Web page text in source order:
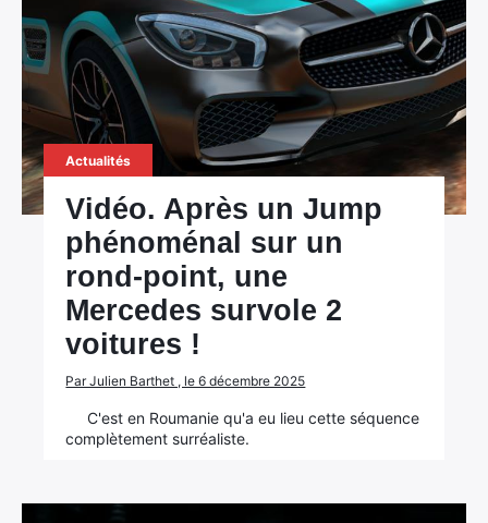
Actualités
Vidéo. Après un Jump
phénoménal sur un
rond-point, une
Mercedes survole 2
voitures !
Par Julien Barthet , le 6 décembre 2025
C'est en Roumanie qu'a eu lieu cette séquence
complètement surréaliste.